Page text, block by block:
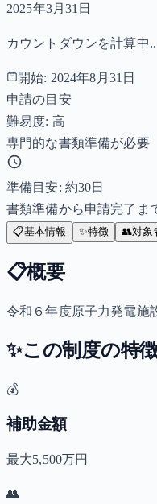
2025年3月31日
カウントダウンを計算中
開始: 2024年8月31日
申請の目安
難易度: 高
専門的な書類準備が必要
準備目安: 約30日
書類準備から申請完了ま
📋基本情報 ✨特徴 👥対象
📋概要
令和６年度原子力発電施
✨この制度の特
💰
補助金額
最大5,500万円
👥